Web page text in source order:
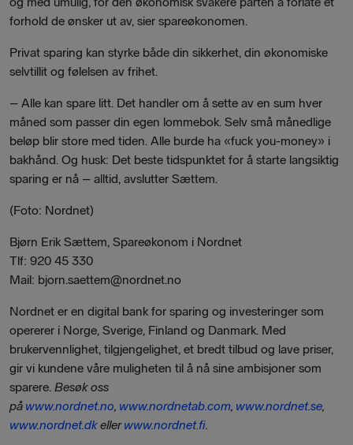
forhold de ønsker ut av, sier spareøkonomen.
Privat sparing kan styrke både din sikkerhet, din økonomiske
selvtillit og følelsen av frihet.
– Alle kan spare litt. Det handler om å sette av en sum hver
måned som passer din egen lommebok. Selv små månedlige
beløp blir store med tiden. Alle burde ha «fuck you-money» i
bakhånd. Og husk: Det beste tidspunktet for å starte langsiktig
sparing er nå – alltid, avslutter Sættem.
(Foto: Nordnet)
Bjørn Erik Sættem, Spareøkonom i Nordnet
Tlf: 920 45 330
Mail: bjorn.saettem@nordnet.no
Nordnet er en digital bank for sparing og investeringer som
opererer i Norge, Sverige, Finland og Danmark. Med
brukervennlighet, tilgjengelighet, et bredt tilbud og lave priser,
gir vi kundene våre muligheten til å nå sine ambisjoner som
sparere. Besøk oss
på www.nordnet.no, www.nordnetab.com, www.nordnet.se,
www.nordnet.dkellerwww.nordnet.fi.